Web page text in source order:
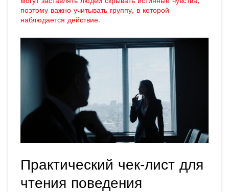
поэтому важно учитывать группу, в которой
наблюдается действие.
Практический чек‑лист для
чтения поведения